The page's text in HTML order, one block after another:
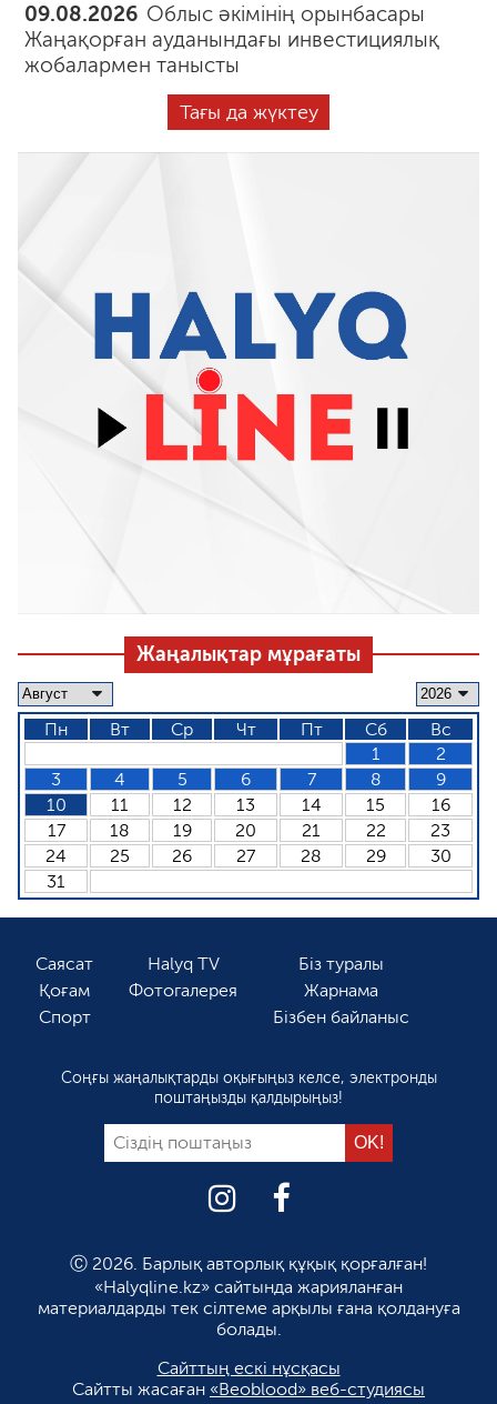
09.08.2026 Облыс әкімінің орынбасары
Жаңақорған ауданындағы инвестициялық
жобалармен танысты
Тағы да жүктеу
Жаңалықтар мұрағаты
Пн Вт Ср Чт Пт Сб
Вс
1
2
3
4 5 6 7 8
9
10
11 12 13 14 15
16
17
18 19 20 21 22
23
24
25 26 27 28 29
30
31
Саясат
Қоғам
Спорт
Halyq TV
Фотогалерея
Біз туралы
Жарнама
Бізбен байланыс
Соңғы жаңалықтарды оқығыңыз келсе, электронды
поштаңызды қалдырыңыз!
Ⓒ 2026. Барлық авторлық құқық қорғалған!
«Halyqline.kz» сайтында жарияланған
материалдарды тек сілтеме арқылы ғана қолдануға
болады.
Сайттың ескі нұсқасы
Сайтты жасаған «Beoblood» веб-студиясы